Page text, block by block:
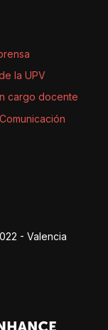
la UPV
cargo docente
- Valencia